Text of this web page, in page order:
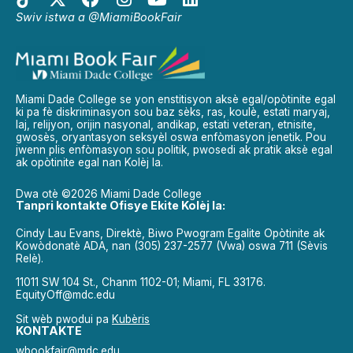
Swiv istwa a @MiamiBookFair
Miami Dade College se yon enstitisyon aksè egal/opòtinite egal
ki pa fè diskriminasyon sou baz sèks, ras, koulè, estati maryaj,
laj, relijyon, orijin nasyonal, andikap, estati veteran, etnisite,
gwosès, oryantasyon seksyèl oswa enfòmasyon jenetik. Pou
jwenn plis enfòmasyon sou politik, pwosedi ak pratik aksè egal
ak opòtinite egal nan Kolèj la.
Dwa otè ©2026 Miami Dade College
Tanpri kontakte Ofisye Ekite Kolèj la:
Cindy Lau Evans, Direktè, Biwo Pwogram Egalite Opòtinite ak
Kowòdonatè ADA, nan (305) 237-2577 (Vwa) oswa 711 (Sèvis
Relè).
11011 SW 104 St., Chanm 1102-01; Miami, FL 33176.
EquityOff@mdc.edu
Sit wèb pwodui pa Kubèris
KONTAKTE